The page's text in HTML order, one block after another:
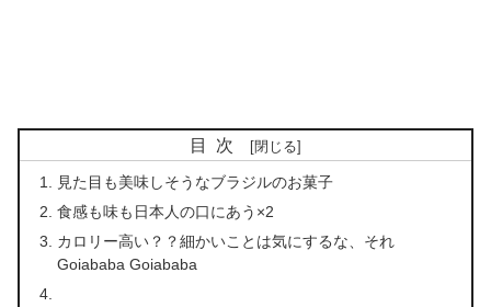
目次
見た目も美味しそうなブラジルのお菓子
食感も味も日本人の口にあう×2
カロリー高い？？細かいことは気にするな、それ
Goiababa Goiababa